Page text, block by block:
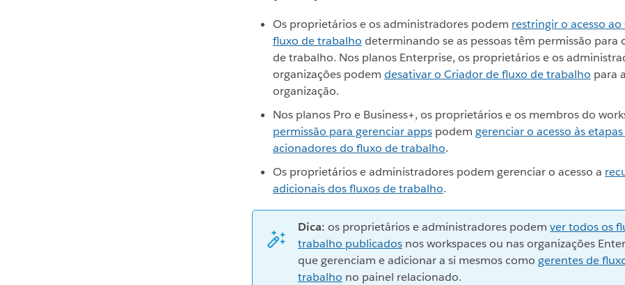
Os proprietários e os administradores podem restringir o acesso
fluxo de trabalho determinando se as pessoas têm permissão para
de trabalho. Nos planos Enterprise, os proprietários e os
organizações podem desativar o Criador de fluxo de trabalho para a
organização.
Nos planos Pro e Business+, os proprietários e os membros do
permissão para gerenciar apps podem gerenciar o acesso às
acionadores do fluxo de trabalho.
Os proprietários e administradores podem gerenciar o acesso a
adicionais dos fluxos de trabalho.
Dica: os proprietários e administradores podem ver todos os
trabalho publicados nos workspaces ou nas organizações
que gerenciam e adicionar a si mesmos como gerentes de
trabalho no painel relacionado.